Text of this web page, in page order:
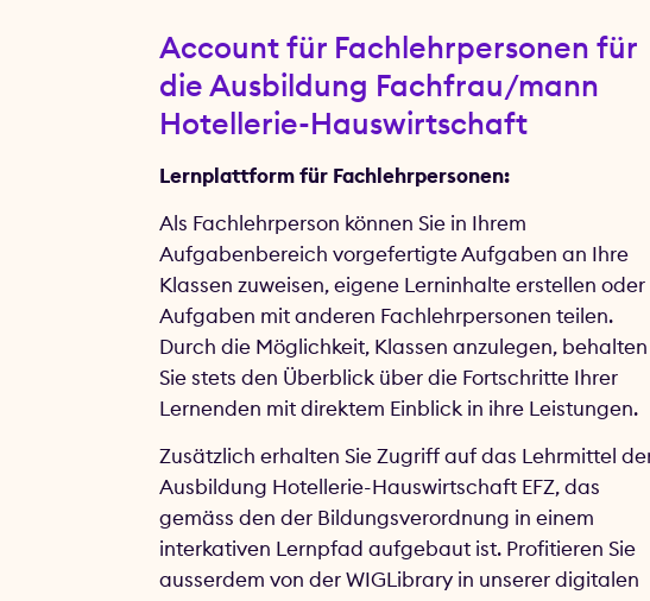
Account für Fachlehrpersonen für
die Ausbildung Fachfrau/mann
Hotellerie-Hauswirtschaft
Lernplattform für Fachlehrpersonen:
Als Fachlehrperson können Sie in Ihrem
Aufgabenbereich vorgefertigte Aufgaben an Ihre
Klassen zuweisen, eigene Lerninhalte erstellen oder
Aufgaben mit anderen Fachlehrpersonen teilen.
Durch die Möglichkeit, Klassen anzulegen, behalten
Sie stets den Überblick über die Fortschritte Ihrer
Lernenden mit direktem Einblick in ihre Leistungen.
Zusätzlich erhalten Sie Zugriff auf das Lehrmittel
Ausbildung Hotellerie-Hauswirtschaft EFZ, das
gemäss den der Bildungsverordnung in einem
interkativen Lernpfad aufgebaut ist. Profitieren Sie
ausserdem von der WIGLibrary in unserer digitalen